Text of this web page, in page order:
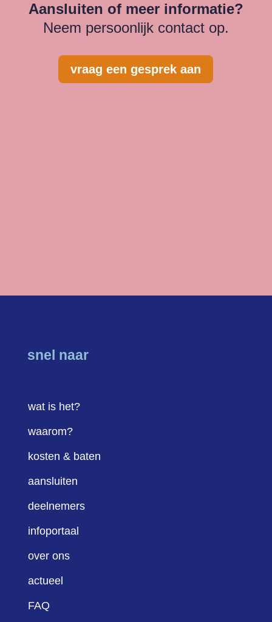
Aansluiten of meer informatie?
Neem persoonlijk contact op.
vraag een gesprek aan
snel naar
wat is het?
waarom?
kosten & baten
aansluiten
deelnemers
infoportaal
over ons
actueel
FAQ